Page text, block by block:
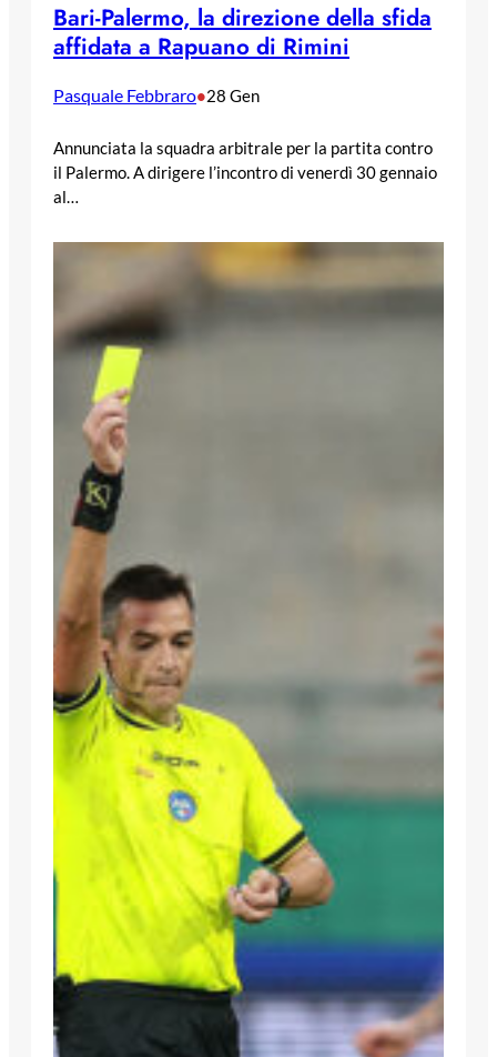
Bari-Palermo, la direzione della sfida
affidata a Rapuano di Rimini
Pasquale Febbraro•28 Gen
Annunciata la squadra arbitrale per la partita contro
il Palermo. A dirigere l’incontro di venerdì 30 gennaio
al…